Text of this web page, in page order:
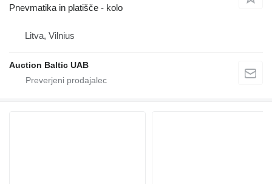
Pnevmatika in platišče - kolo
Litva, Vilnius
Auction Baltic UAB